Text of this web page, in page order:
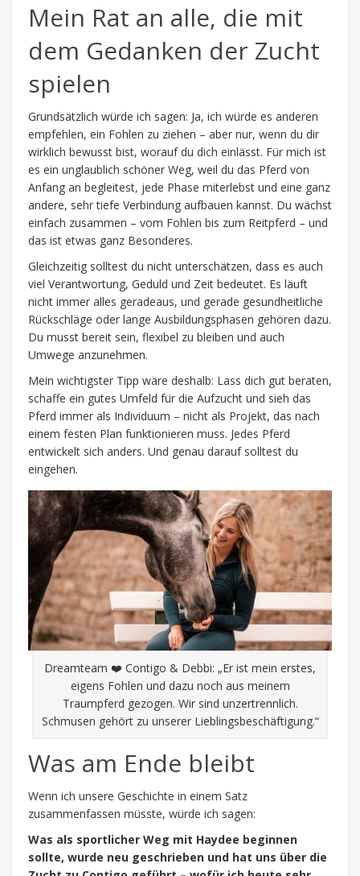
Mein Rat an alle, die mit
dem Gedanken der Zucht
spielen
Grundsätzlich würde ich sagen: Ja, ich würde es anderen
empfehlen, ein Fohlen zu ziehen – aber nur, wenn du dir
wirklich bewusst bist, worauf du dich einlässt. Für mich ist
es ein unglaublich schöner Weg, weil du das Pferd von
Anfang an begleitest, jede Phase miterlebst und eine ganz
andere, sehr tiefe Verbindung aufbauen kannst. Du wächst
einfach zusammen – vom Fohlen bis zum Reitpferd – und
das ist etwas ganz Besonderes.
Gleichzeitig solltest du nicht unterschätzen, dass es auch
viel Verantwortung, Geduld und Zeit bedeutet. Es läuft
nicht immer alles geradeaus, und gerade gesundheitliche
Rückschläge oder lange Ausbildungsphasen gehören dazu.
Du musst bereit sein, flexibel zu bleiben und auch
Umwege anzunehmen.
Mein wichtigster Tipp wäre deshalb: Lass dich gut beraten,
schaffe ein gutes Umfeld für die Aufzucht und sieh das
Pferd immer als Individuum – nicht als Projekt, das nach
einem festen Plan funktionieren muss. Jedes Pferd
entwickelt sich anders. Und genau darauf solltest du
eingehen.
Dreamteam ❤️ Contigo & Debbi: „Er ist mein erstes,
eigens Fohlen und dazu noch aus meinem
Traumpferd gezogen. Wir sind unzertrennlich.
Schmusen gehört zu unserer Lieblingsbeschäftigung.“
Was am Ende bleibt
Wenn ich unsere Geschichte in einem Satz
zusammenfassen müsste, würde ich sagen:
Was als sportlicher Weg mit Haydee beginnen
sollte, wurde neu geschrieben und hat uns über die